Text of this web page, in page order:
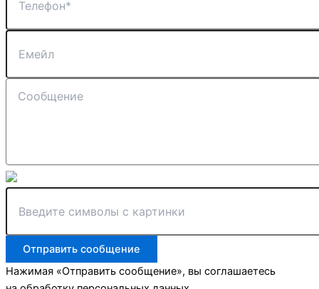
Отправить сообщение
Нажимая «Отправить сообщение», вы соглашаетесь